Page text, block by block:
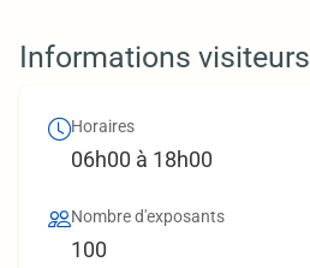
Informations visiteurs
Horaires
06h00 à 18h00
Nombre d'exposants
100